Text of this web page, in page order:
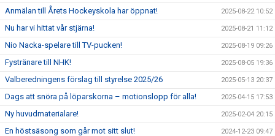
Anmälan till Årets Hockeyskola har öppnat! 2025-08-22 10:52
Nu har vi hittat vår stjärna! 2025-08-21 11:12
Nio Nacka-spelare till TV-pucken! 2025-08-19 09:26
Fystränare till NHK! 2025-08-05 19:36
Valberedningens förslag till styrelse 2025/26 2025-05-13 20:37
Dags att snöra på löparskorna – motionslopp för alla! 2025-04-15 17:53
Ny huvudmaterialare! 2025-02-04 20:15
En höstsäsong som går mot sitt slut! 2024-12-23 09:47